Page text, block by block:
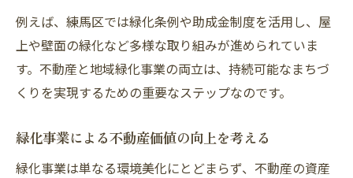
説
不動産地域貢献と脱炭素のための緑化対策
緑化義務を意識した不動産開発の要点
緑化助成金制度で実現する不動産地域貢献
個人も活用できる緑化助成金の申請ポイン
例えば、練馬区では緑化条例や助成金制度を活用し、屋
上や壁面の緑化など多様な取り組みが進められていま
す。不動産と地域緑化事業の両立は、持続可能なまちづ
くりを実現するための重要なステップなのです。
緑化事業による不動産価値の向上を考える
緑化事業は単なる環境美化にとどまらず、不動産の資産